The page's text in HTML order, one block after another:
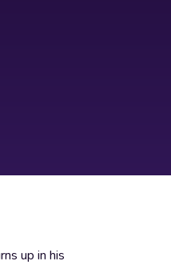
up in his